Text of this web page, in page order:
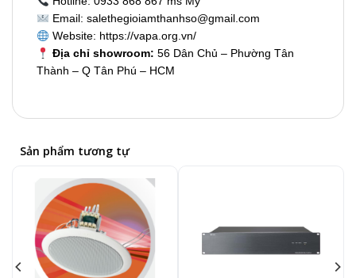
Email: salethegioiamthanhso@gmail.com
Website: https://vapa.org.vn/
Địa chỉ showroom: 56 Dân Chủ – Phường Tân
Thành – Q Tân Phú – HCM
Sản phẩm tương tự